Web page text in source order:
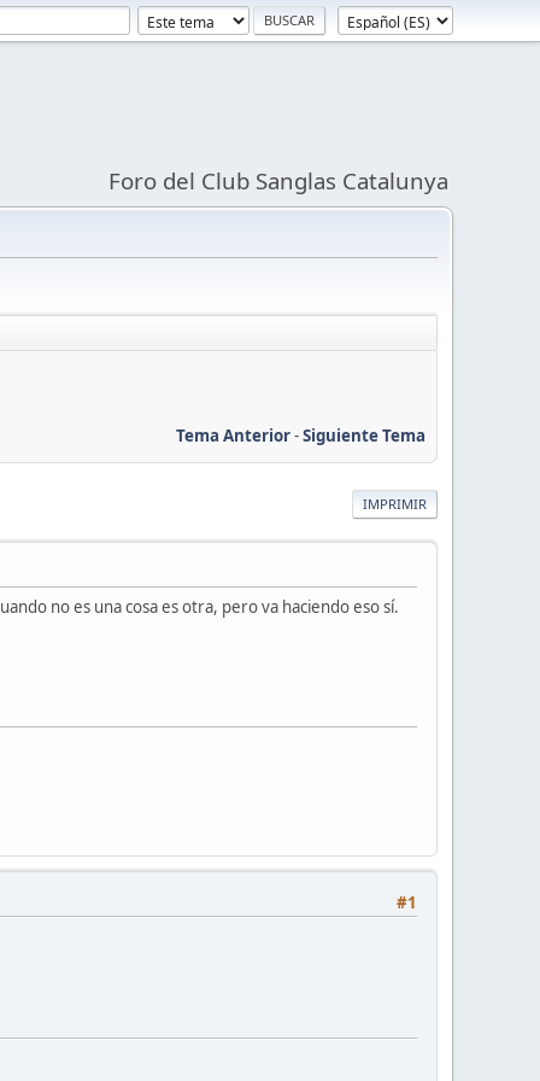
Foro del Club Sanglas Catalunya
Tema Anterior-Siguiente Tema
IMPRIMIR
no es una cosa es otra, pero va haciendo eso sí.
#1